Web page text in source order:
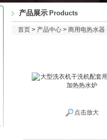
产品展示 Products
首页 > 产品中心 > 商用电热水器
点击放大